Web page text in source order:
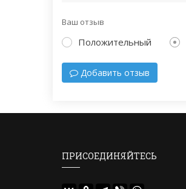
Ваш отзыв
Положительный
Добавить отзыв
ПРИСОЕДИНЯЙТЕСЬ